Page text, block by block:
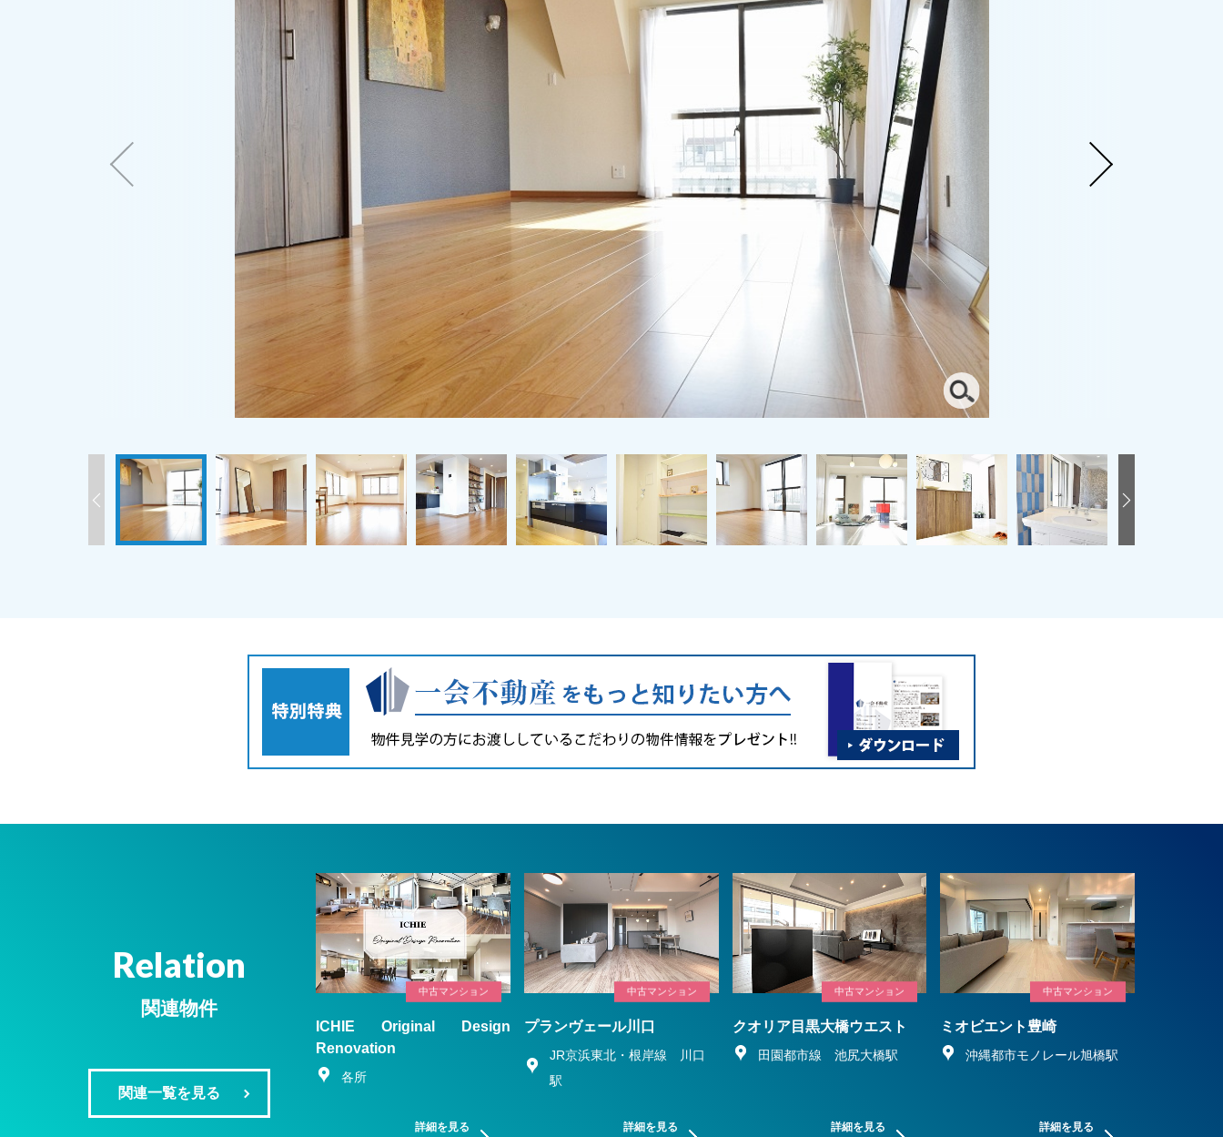
Relation
関連物件
関連一覧を見る
中古マンション
ICHIE Original Design
Renovation
各所
詳細を見る
中古マンション
プランヴェール川口
JR京浜東北・根岸線 川口
駅
詳細を見る
中古マンション
クオリア目黒大橋ウエスト
田園都市線 池尻大橋駅
詳細を見る
中古マンション
ミオビエント豊崎
沖縄都市モノレール旭橋駅
詳細を見る